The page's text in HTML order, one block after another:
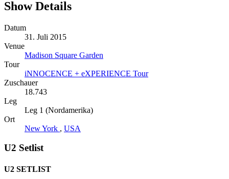
Show Details
Datum
31. Juli 2015
Venue
Madison Square Garden
Tour
iNNOCENCE + eXPERIENCE Tour
Zuschauer
18.743
Leg
Leg 1 (Nordamerika)
Ort
New York , USA
U2 Setlist
U2 SETLIST